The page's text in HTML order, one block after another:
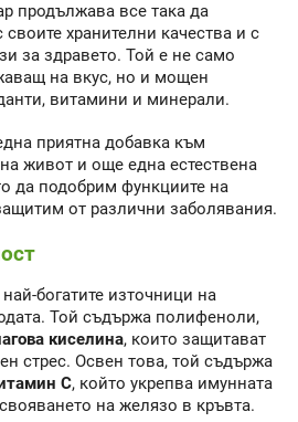
продължава все така да
хранителни качества и с
за здравето. Той е не само
на вкус, но и мощен
витамини и минерали.
приятна добавка към
живот и още една естествена
да подобрим функциите на
от различни заболявания.
богатите източници на
Той съдържа полифеноли,
киселина, които защитават
стрес. Освен това, той съдържа
C, който укрепва имунната
на желязо в кръвта.